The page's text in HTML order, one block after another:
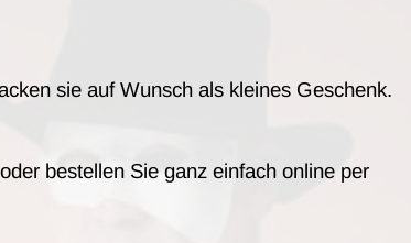
sie auf Wunsch als kleines Geschenk.
bestellen Sie ganz einfach online per